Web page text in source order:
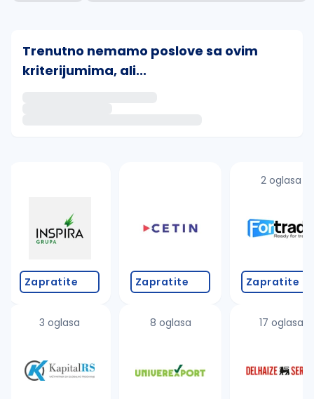
Trenutno nemamo poslove sa ovim
kriterijumima, ali...
Takođe možete da:
proverite pravopisne greške (koristite č, ć, š, đ,
promenite odabrane filtere pretrage
Zapratite
3 oglasa
Zapratite
8 oglasa
2 oglasa
Zapratite
17 oglasa